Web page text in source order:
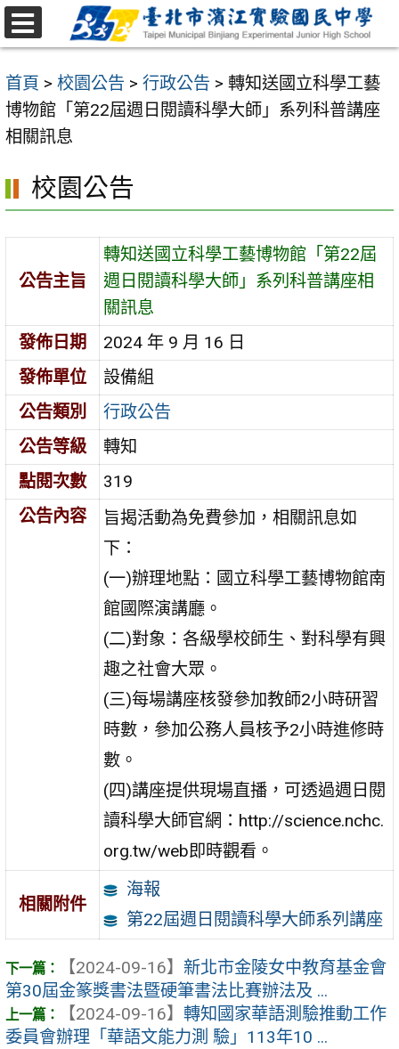
跳
至
要
內
容
首頁 > 校園公告 > 行政公告 > 轉知送國立科學工藝
博物館「第22屆週日閱讀科學大師」系列科普講座
相關訊息
校園公告
公告主旨
轉知送國立科學工藝博物館「第22屆
週日閱讀科學大師」系列科普講座相
關訊息
發佈日期
2024 年 9 月 16 日
發佈單位
設備組
公告類別
行政公告
公告等級
轉知
點閱次數
319
公告內容
旨揭活動為免費參加，相關訊息如
下：
(一)辦理地點：國立科學工藝博物館南
館國際演講廳。
(二)對象：各級學校師生、對科學有興
趣之社會大眾。
(三)每場講座核發參加教師2小時研習
時數，參加公務人員核予2小時進修時
數。
(四)講座提供現場直播，可透過週日閱
讀科學大師官網：http://science.nchc.
org.tw/web即時觀看。
相關附件
海報
第22屆週日閱讀科學大師系列講座
【2024-09-16】 新北市金陵女中教育基金會
第30屆金篆獎書法暨硬筆書法比賽辦法及 ...
【2024-09-16】 轉知國家華語測驗推動工作
委員會辦理「華語文能力測 驗」113年10 ...
選
單